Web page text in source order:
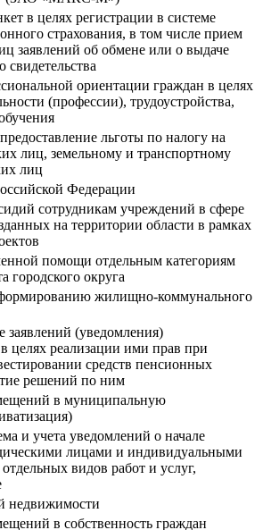
в целях регистрации в системе
страхования, в том числе прием
заявлений об обмене или о выдаче
свидетельства
ориентации граждан в целях
(профессии), трудоустройства,
льготы по налогу на
лиц, земельному и транспортному
лиц
Федерации
сотрудникам учреждений в сфере
на территории области в рамках
помощи отдельным категориям
городского округа
жилищно-коммунального
заявлений (уведомления)
целях реализации ими прав при
средств пенсионных
решений по ним
в муниципальную
и учета уведомлений о начале
лицами и индивидуальными
видов работ и услуг,
недвижимости
в собственность граждан